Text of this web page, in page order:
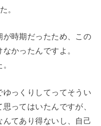
。
時期だったため、この
かったんですよ。
っくりしてってそうい
ってはいたんですが、
てあり得ないし、自己